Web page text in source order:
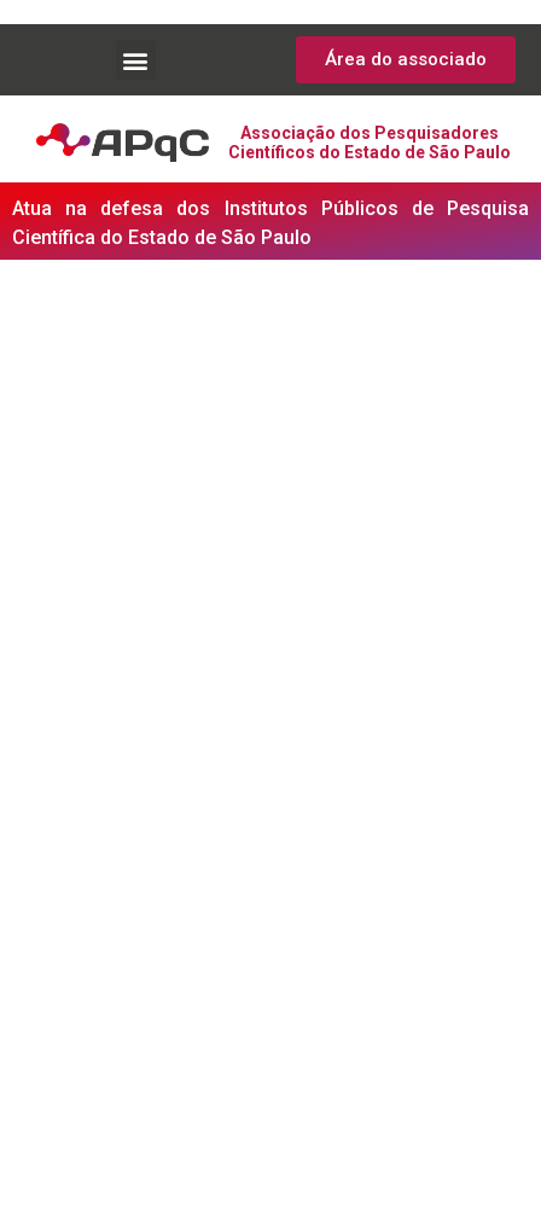
Área do associado
Associação dos Pesquisadores
Científicos do Estado de São Paulo
Atua na defesa dos Institutos Públicos de Pesquisa
Científica do Estado de São Paulo